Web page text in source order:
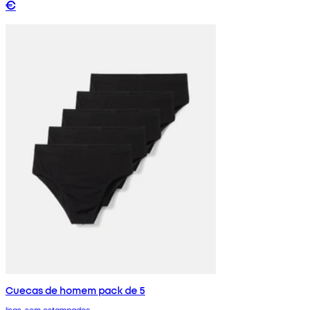
€
Cuecas de homem pack de 5